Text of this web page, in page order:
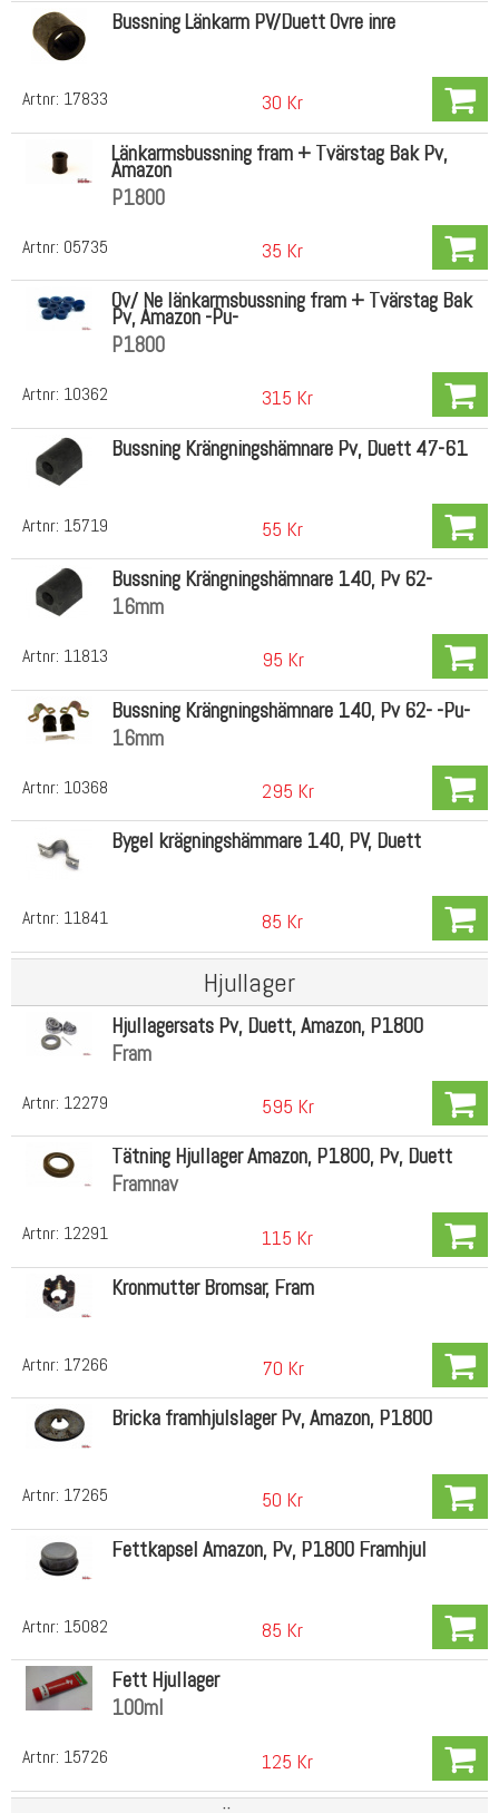
Artnr: 17833
Bussning Länkarm PV/Duett Övre inre
30 Kr
Artnr: 05735
Länkarmsbussning fram + Tvärstag Bak Pv,
Amazon
P1800
35 Kr
Artnr: 10362
Öv/ Ne länkarmsbussning fram + Tvärstag Bak
Pv, Amazon -Pu-
P1800
315 Kr
Artnr: 15719
Bussning Krängningshämnare Pv, Duett 47-61
55 Kr
Artnr: 11813
Bussning Krängningshämnare 140, Pv 62-
16mm
95 Kr
Artnr: 10368
Bussning Krängningshämnare 140, Pv 62- -Pu-
16mm
295 Kr
Artnr: 11841
Bygel krägningshämmare 140, PV, Duett
85 Kr
Hjullager
Artnr: 12279
Hjullagersats Pv, Duett, Amazon, P1800
Fram
595 Kr
Artnr: 12291
Tätning Hjullager Amazon, P1800, Pv, Duett
Framnav
115 Kr
Artnr: 17266
Kronmutter Bromsar, Fram
70 Kr
Artnr: 17265
Bricka framhjulslager Pv, Amazon, P1800
50 Kr
Artnr: 15082
Fettkapsel Amazon, Pv, P1800 Framhjul
85 Kr
Artnr: 15726
Fett Hjullager
100ml
125 Kr